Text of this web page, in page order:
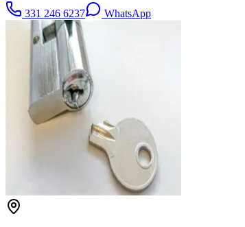
331 246 6237 WhatsApp